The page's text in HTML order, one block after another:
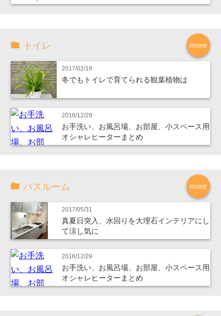
more
トイレ
2017/02/19
冬でもトイレで育てられる観葉植物は
2016/12/29
お手洗い、お風呂場、お部屋、小スペース用
オシャレヒーターまとめ
more
バスルーム
2017/05/31
真夏日突入、水回りを大理石インテリアにし
て涼し気に
2016/12/29
お手洗い、お風呂場、お部屋、小スペース用
オシャレヒーターまとめ